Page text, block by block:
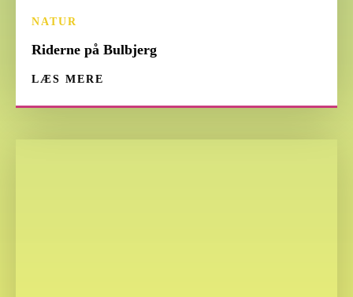
NATUR
Riderne på Bulbjerg
LÆS MERE